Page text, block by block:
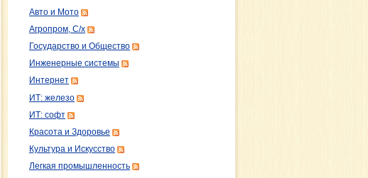
Авто и Мото
Агропром, С/х
Государство и Общество
Инженерные системы
Интернет
ИТ: железо
ИТ: софт
Красота и Здоровье
Культура и Искусство
Легкая промышленность